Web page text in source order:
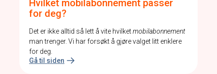
Hvilket mobilabonnement passer
for deg?
Det er ikke alltid så lett å vite hvilketmobilabonnement
man trenger. Vi har forsøkt å gjøre valget litt enklere
for deg.
Gå til siden